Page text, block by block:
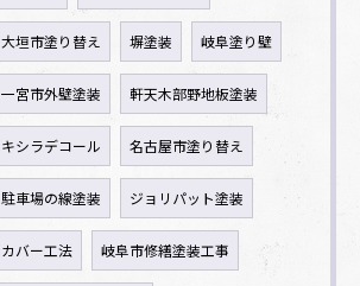
大垣市塗り替え 塀塗装 岐阜塗り壁
一宮市外壁塗装 軒天木部野地板塗装
キシラデコール 名古屋市塗り替え
駐車場の線塗装 ジョリパット塗装
カバー工法 岐阜市修繕塗装工事